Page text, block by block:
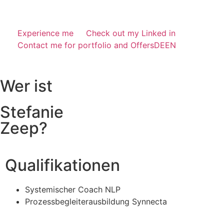
Experience me
Check out my Linked in
Contact me for portfolio and OffersDEEN
Wer ist
Stefanie
Zeep?
Qualifikationen
Systemischer Coach NLP
Prozessbegleiterausbildung Synnecta